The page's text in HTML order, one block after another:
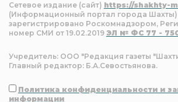
Сетевое издание (сайт) https://shakhty-
(Информационный портал города Шахты)
зарегистрировано Роскомнадзором,
номер СМИ от 19.02.2019 ЭЛ № ФС 77 -
Учредитель: ООО "Редакция газеты
Главный редактор: Б.А.Севостьянова.
Политика конфиденциальности и
информации